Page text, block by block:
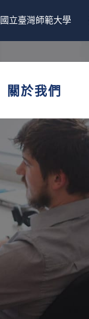
國立臺灣師範大學
關於我們